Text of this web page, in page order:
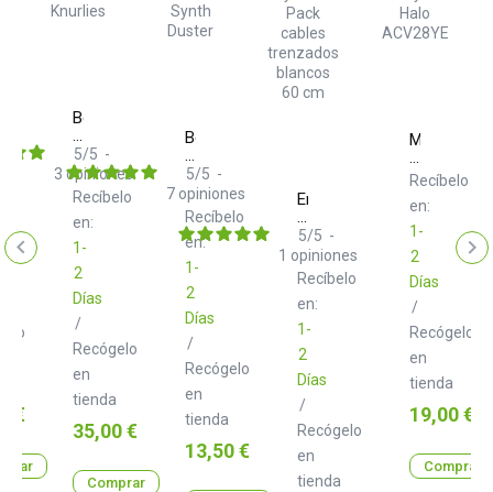
€
Befaco
Knurlies
100
Recíbelo
en:
1-
2
Días
/
Recógelo
en
tienda
5/5 -
3 opiniones
Precio
35,00 €
Comprar
Befaco
Synth
Duster
Recíbelo
en:
1-
2
Días
/
Recógelo
en
tienda
5/5 -
7 opiniones
Precio
13,50 €
Erica
Synths
Pack
cables
trenzados
blancos
60
cm
Recíbelo
en:
1-
2
Días
/
Recógelo
en
tienda
5/5 -
1 opiniones
MyVolts
Candycord
Halo
ACV28YE
Recíbelo
en:
1-
2
Días
/
Recógelo
en
tienda
Precio
19,00 €
Comprar